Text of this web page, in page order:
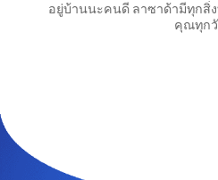
อยู่บ้านนะคนดี ลาซาด้ามีทุกสิ่
คุณทุก